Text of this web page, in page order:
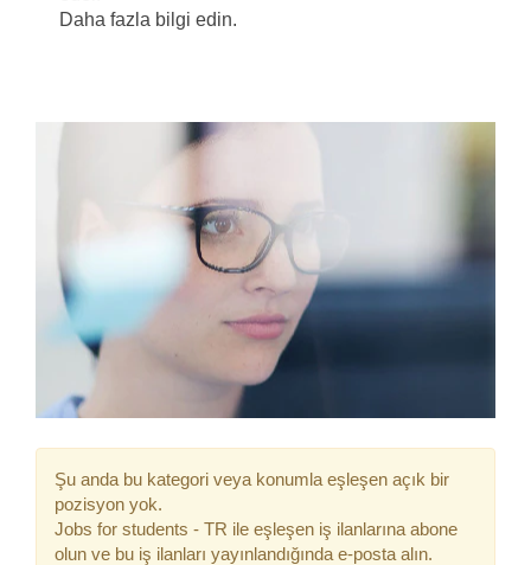
Daha fazla bilgi edin.
Şu anda bu kategori veya konumla eşleşen açık bir
pozisyon yok.
Jobs for students - TR ile eşleşen iş ilanlarına abone
olun ve bu iş ilanları yayınlandığında e-posta alın.